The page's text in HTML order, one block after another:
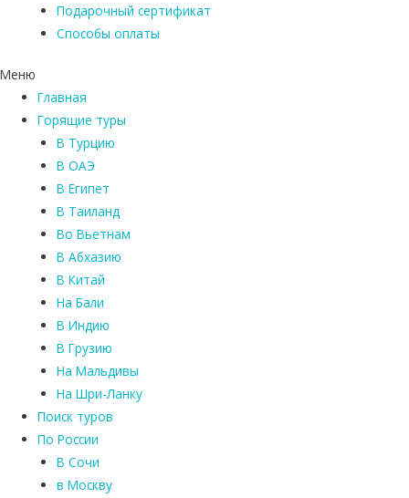
Подарочный сертификат
Способы оплаты
Меню
Главная
Горящие туры
В Турцию
В ОАЭ
В Египет
В Таиланд
Во Вьетнам
В Абхазию
В Китай
На Бали
В Индию
В Грузию
На Мальдивы
На Шри-Ланку
Поиск туров
По России
В Сочи
в Москву